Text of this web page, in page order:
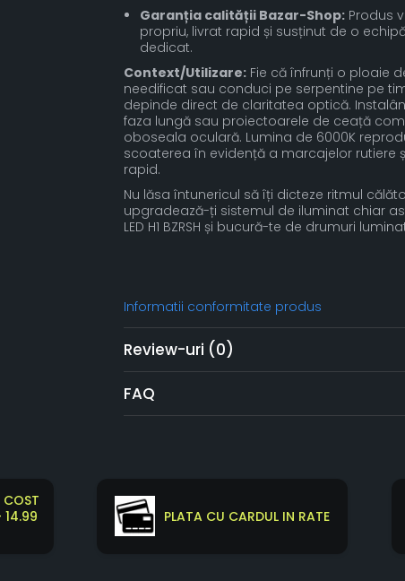
Garanția calității Bazar-Shop:Produs
propriu, livrat rapid și susținut de o
dedicat.
Context/Utilizare:Fie că înfrunți o ploaie
needificat sau conduci pe serpentine pe
depinde direct de claritatea optică.
faza lungă sau proiectoarele de ceață
oboseala oculară. Lumina de 6000K
scoaterea în evidență a marcajelor rutiere
rapid.
Nu lăsa întunericul să îți dicteze ritmul
upgradează-ți sistemul de iluminat chiar
LED H1 BZRSH și bucură-te de drumuri
Informatii conformitate produs
Review-uri (0)
FAQ
COST
14.99
PLATA CU CARDUL IN RATE